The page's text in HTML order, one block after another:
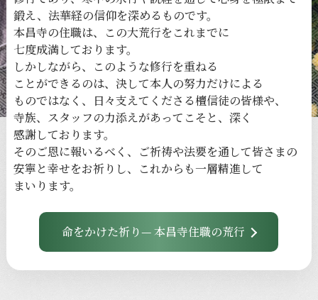
鍛え、 法華経の信仰を深める ものです。
本昌寺の住職は、 この大荒行をこれまでに
七度成満しております。
しかしながら、
このような修行を重ねる
ことができるのは、 決して本人の努力だけによる
ものではなく、
日々支えてくださる檀信徒の皆様や、
寺族、 スタッフの力添えがあってこそと、 深く
感謝しております。
そのご恩に報いるべく、 ご祈祷や法要を通して皆さまの
安寧と幸せをお祈りし、 これからも一層精進して
まいります。
命をかけた祈り— 本昌寺住職の荒行